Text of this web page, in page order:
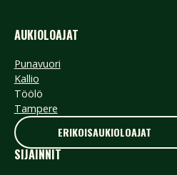
AUKIOLOAJAT
Punavuori
Kallio
Töölö
Tampere
ERIKOISAUKIOLOAJAT
ERIKOISAUKIOLOAJAT
SIJAINNIT